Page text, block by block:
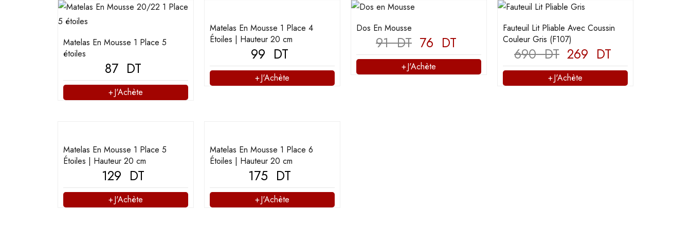
Matelas En Mousse 1 Place 5
étoiles
87 DT
J'Achète
Matelas En Mousse 1 Place 4
Étoiles | Hauteur 20 cm
99 DT
J'Achète
Dos En Mousse
91DT 76 DT
J'Achète
Fauteuil Lit Pliable Avec Coussin
Couleur Gris (F107)
690DT 269 DT
J'Achète
Matelas En Mousse 1 Place 5
Étoiles | Hauteur 20 cm
129 DT
J'Achète
Matelas En Mousse 1 Place 6
Étoiles | Hauteur 20 cm
175 DT
J'Achète